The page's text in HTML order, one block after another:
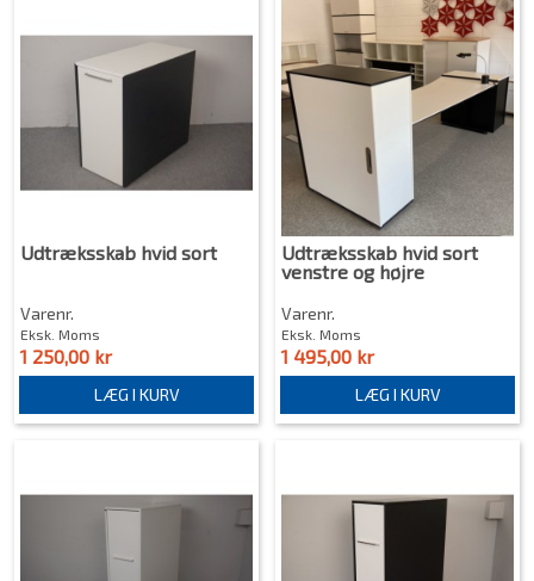
Udtræksskab hvid sort
Varenr.
Eksk. Moms
1 250,00 kr
LÆG I KURV
Udtræksskab hvid sort
venstre og højre
Varenr.
Eksk. Moms
1 495,00 kr
LÆG I KURV